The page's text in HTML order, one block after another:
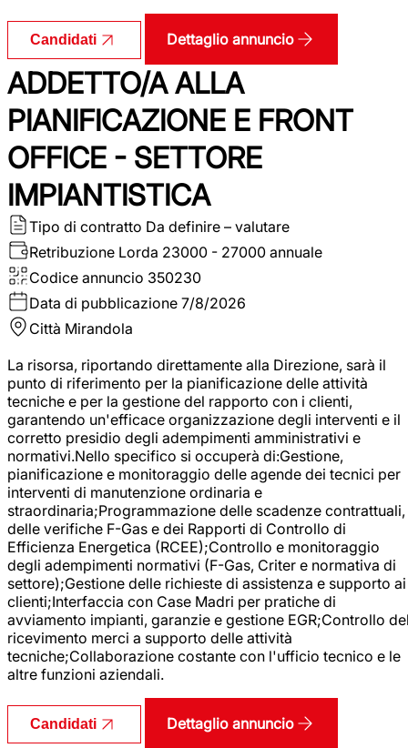
Candidati Dettaglio annuncio
ADDETTO/A ALLA
PIANIFICAZIONE E FRONT
OFFICE - SETTORE
IMPIANTISTICA
Tipo di contratto Da definire – valutare
Retribuzione Lorda 23000 - 27000 annuale
Codice annuncio 350230
Data di pubblicazione 7/8/2026
Città Mirandola
La risorsa, riportando direttamente alla Direzione, sarà il
punto di riferimento per la pianificazione delle attività
tecniche e per la gestione del rapporto con i clienti,
garantendo un'efficace organizzazione degli interventi e il
corretto presidio degli adempimenti amministrativi e
normativi.Nello specifico si occuperà di:Gestione,
pianificazione e monitoraggio delle agende dei tecnici per
interventi di manutenzione ordinaria e
straordinaria;Programmazione delle scadenze contrattuali,
delle verifiche F-Gas e dei Rapporti di Controllo di
Efficienza Energetica (RCEE);Controllo e monitoraggio
degli adempimenti normativi (F-Gas, Criter e normativa di
settore);Gestione delle richieste di assistenza e supporto ai
clienti;Interfaccia con Case Madri per pratiche di
avviamento impianti, garanzie e gestione EGR;Controllo
ricevimento merci a supporto delle attività
tecniche;Collaborazione costante con l'ufficio tecnico e le
altre funzioni aziendali.
Candidati Dettaglio annuncio